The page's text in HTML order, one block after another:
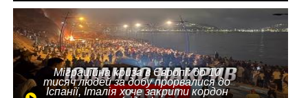
Міграційна криза в Європі: до 10
тисяч людей за добу прорвалися до
Іспанії, Італія хоче закрити кордон